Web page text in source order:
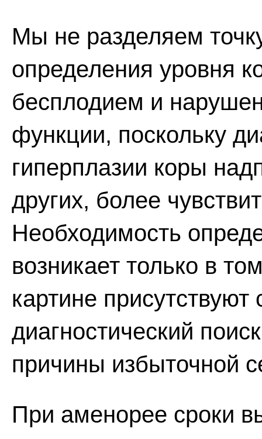
Мы не разделяем
определения уровня
бесплодием и
функции, поскольку
гиперплазии коры
других, более
Необходимость
возникает только в
картине
диагностический
причины избыточной
При аменорее сроки